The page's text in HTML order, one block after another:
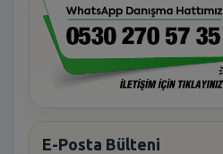
E-Posta Bülteni